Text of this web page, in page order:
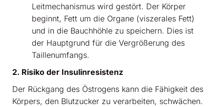
Leitmechanismus wird gestört. Der Körper
beginnt, Fett um die Organe (viszerales Fett)
und in die Bauchhöhle zu speichern. Dies ist
der Hauptgrund für die Vergrößerung des
Taillenumfangs.
2. Risiko der Insulinresistenz
Der Rückgang des Östrogens kann die Fähigkeit des
Körpers, den Blutzucker zu verarbeiten, schwächen.